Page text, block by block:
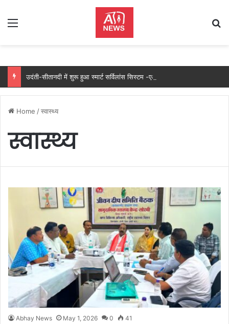
Menu
Home /स्वास्थ्य
स्वास्थ्य
Abhay News May 1, 2026 0 41